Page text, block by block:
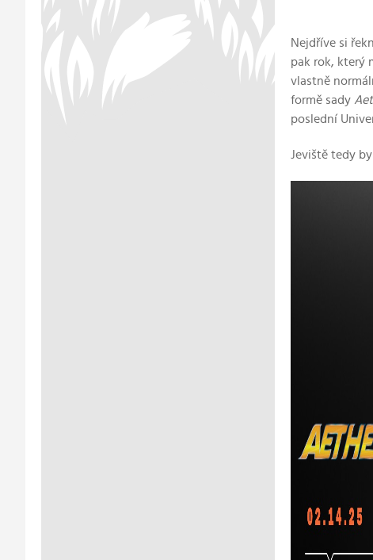
Nejdříve si
pak rok, který
vlastně
formě sady
poslední
Jeviště tedy